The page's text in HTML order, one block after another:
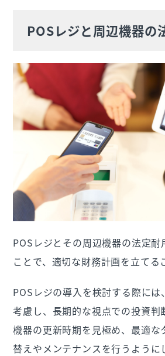
POSレジと周辺機器の
POSレジとその周辺機器の法定耐
ことで、適切な財務計画を立てる
POSレジの導入を検討する際には
考慮し、長期的な視点での投資判
機器の更新時期を見極め、最適な
替えやメンテナンスを行うように